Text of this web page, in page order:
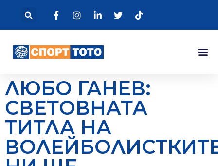
ЛЮБО ГАНЕВ:
СВЕТОВНАТА
ТИТЛА НА